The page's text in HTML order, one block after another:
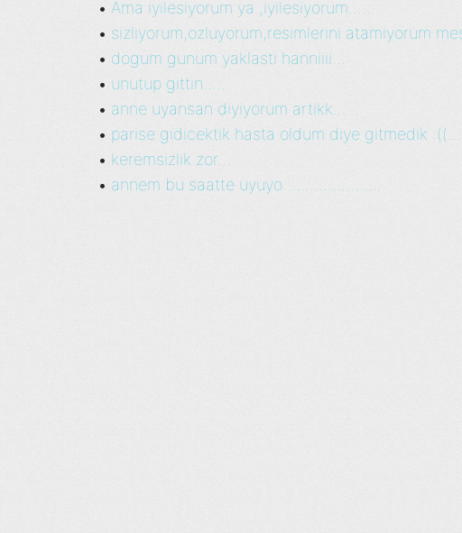
• Ama iyilesiyorum ya ,iyilesiyorum.....
• sizliyorum,ozluyorum,resimlerini atamiyorum
• dogum gunum yaklasti hanniiii...
• unutup gittin.....
• anne uyansan diyiyorum artikk...
• parise gidicektik hasta oldum diye gitmedik :((...
• keremsizlik zor...
• annem bu saatte uyuyo .....................